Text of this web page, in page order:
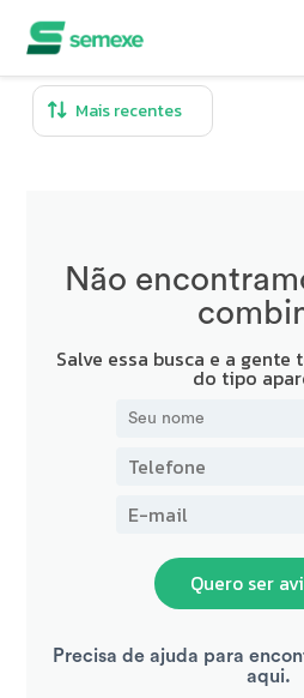
Não
Salve essa busca e a
do tipo
Quero ser
Precisa de ajuda para
aqui.